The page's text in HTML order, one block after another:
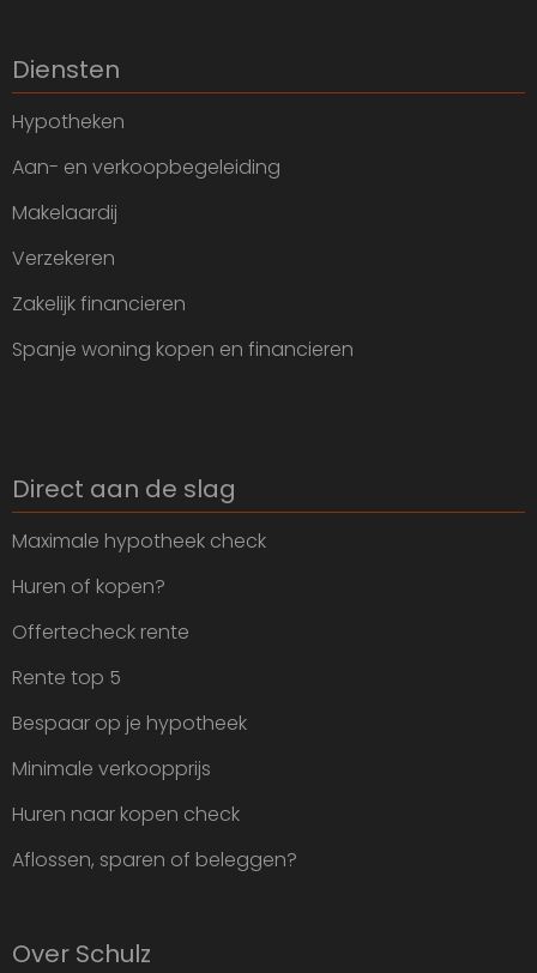
Diensten
Hypotheken
Aan- en verkoopbegeleiding
Makelaardij
Verzekeren
Zakelijk financieren
Spanje woning kopen en financieren
Direct aan de slag
Maximale hypotheek check
Huren of kopen?
Offertecheck rente
Rente top 5
Bespaar op je hypotheek
Minimale verkoopprijs
Huren naar kopen check
Aflossen, sparen of beleggen?
Over Schulz